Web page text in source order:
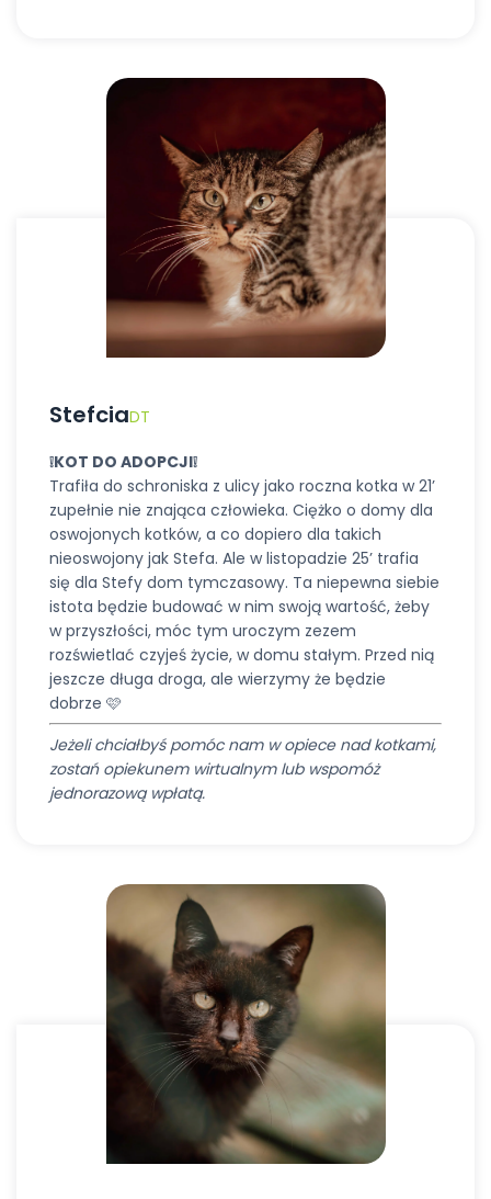
StefciaDT
❕KOT DO ADOPCJI❕
Trafiła do schroniska z ulicy jako roczna kotka w 21’
zupełnie nie znająca człowieka. Ciężko o domy dla
oswojonych kotków, a co dopiero dla takich
nieoswojony jak Stefa. Ale w listopadzie 25’ trafia
się dla Stefy dom tymczasowy. Ta niepewna siebie
istota będzie budować w nim swoją wartość, żeby
w przyszłości, móc tym uroczym zezem
rozświetlać czyjeś życie, w domu stałym. Przed nią
jeszcze długa droga, ale wierzymy że będzie
dobrze 🩷
Jeżeli chciałbyś pomóc nam w opiece nad kotkami,
zostań opiekunem wirtualnym lub wspomóż
jednorazową wpłatą.